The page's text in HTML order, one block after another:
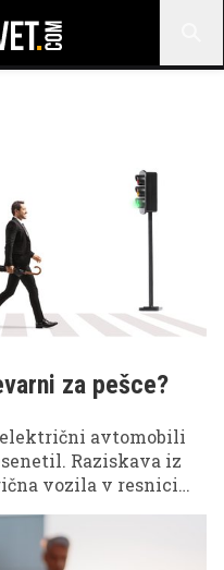
za pešce?
električni avtomobili
Raziskava iz
vozila v resnici
na drugo